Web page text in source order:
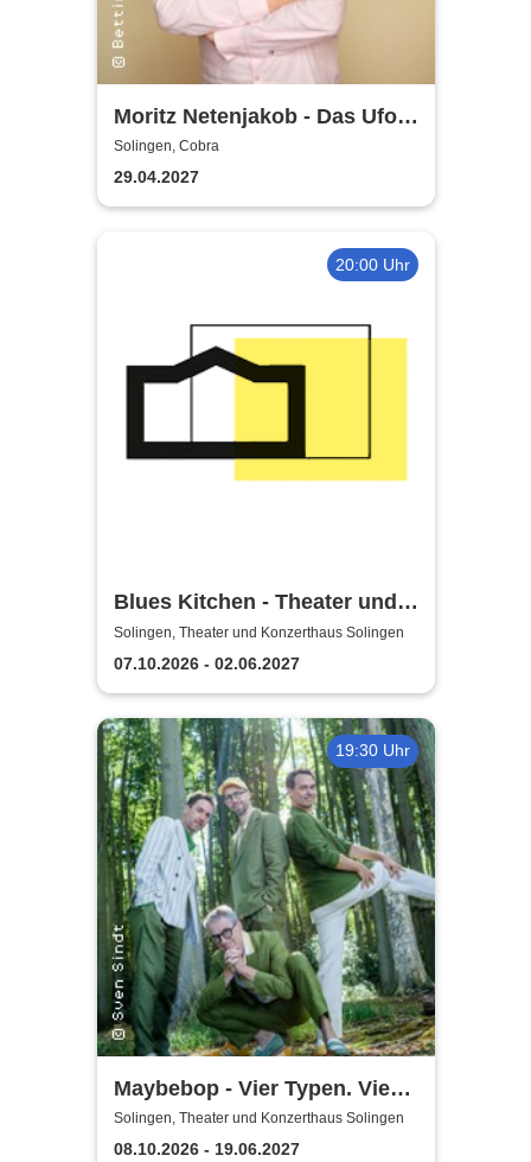
Moritz Netenjakob - Das Ufo
parkt falsch
Solingen, Cobra
29.04.2027
20:00 Uhr
Blues Kitchen - Theater und
Orchester Heidelberg
Solingen, Theater und Konzerthaus Solingen
07.10.2026 - 02.06.2027
19:30 Uhr
Maybebop - Vier Typen. Vier
Mikrofone. Sonst nichts.
Solingen, Theater und Konzerthaus Solingen
08.10.2026 - 19.06.2027